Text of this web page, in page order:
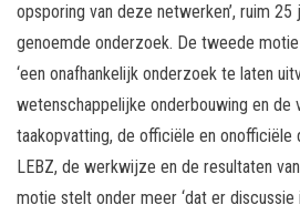
opsporing van deze netwerken’, ruim
genoemde onderzoek. De tweede
‘een onafhankelijk onderzoek te laten
wetenschappelijke onderbouwing en de
taakopvatting, de officiële en onofficiële
LEBZ, de werkwijze en de resultaten
motie stelt onder meer ‘dat er discussie